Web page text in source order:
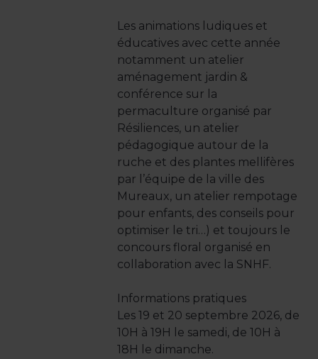
Les animations ludiques et
éducatives avec cette année
notamment un atelier
aménagement jardin &
conférence sur la
permaculture organisé par
Résiliences, un atelier
pédagogique autour de la
ruche et des plantes mellifères
par l’équipe de la ville des
Mureaux, un atelier rempotage
pour enfants, des conseils pour
optimiser le tri…) et toujours le
concours floral organisé en
collaboration avec la SNHF.
Informations pratiques
Les 19 et 20 septembre 2026, de
10H à 19H le samedi, de 10H à
18H le dimanche.